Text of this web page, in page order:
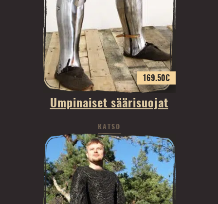
169.50€
Umpinaiset säärisuojat
KATSO